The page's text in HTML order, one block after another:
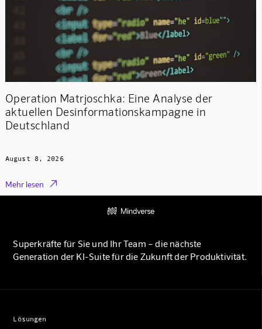
Operation Matrjoschka: Eine Analyse der
aktuellen Desinformationskampagne in
Deutschland
August 8, 2026
Mehr lesen 
Superkräfte für Sie und Ihr Team – die nächste
Generation der KI-Suite für die Zukunft der Produktivität.
Lösungen